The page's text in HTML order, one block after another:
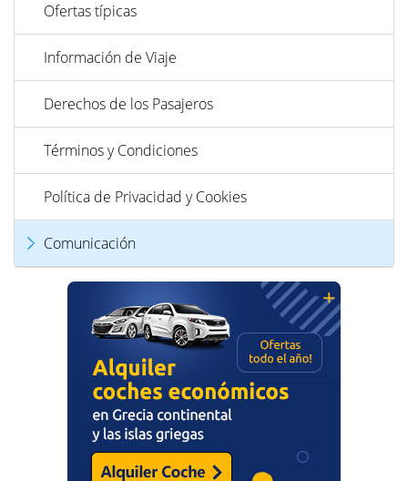
Ofertas típicas
Información de Viaje
Derechos de los Pasajeros
Términos y Condiciones
Política de Privacidad y Cookies
Comunicación